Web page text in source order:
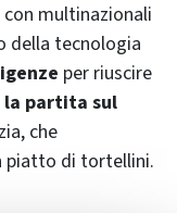
multinazionali
della tecnologia
per riuscire
la partita sul
che
piatto di tortellini.